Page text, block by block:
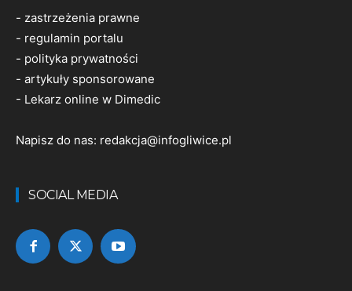
- zastrzeżenia prawne
- regulamin portalu
- polityka prywatności
- artykuły sponsorowane
- Lekarz online w Dimedic
Napisz do nas: redakcja@infogliwice.pl
SOCIAL MEDIA